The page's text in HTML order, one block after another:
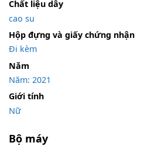
Chất liệu dây
cao su
Hộp đựng và giấy chứng nhận
Đi kèm
Năm
Năm: 2021
Giới tính
Nữ
Bộ máy